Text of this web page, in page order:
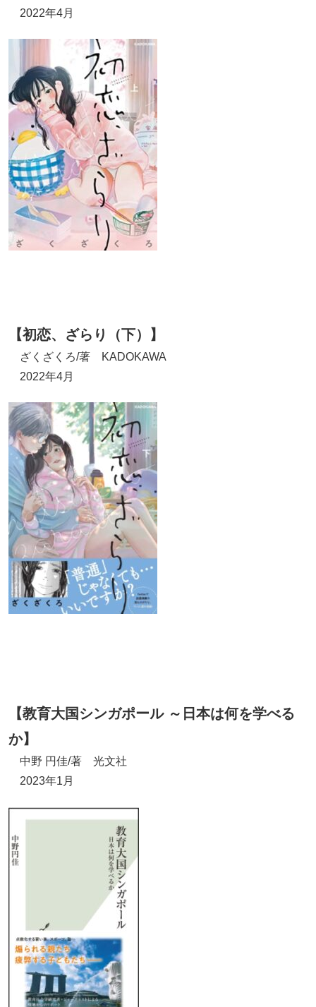
2022年4月
【初恋、ざらり（下）】
ざくざくろ/著 KADOKAWA
2022年4月
【教育大国シンガポール ～日本は何を学べる
か】
中野 円佳/著 光文社
2023年1月